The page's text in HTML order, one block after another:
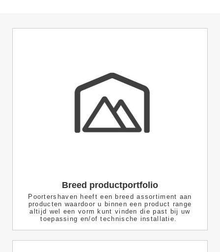
Breed productportfolio
Poortershaven heeft een breed assortiment aan
producten waardoor u binnen een product range
altijd wel een vorm kunt vinden die past bij uw
toepassing en/of technische installatie.